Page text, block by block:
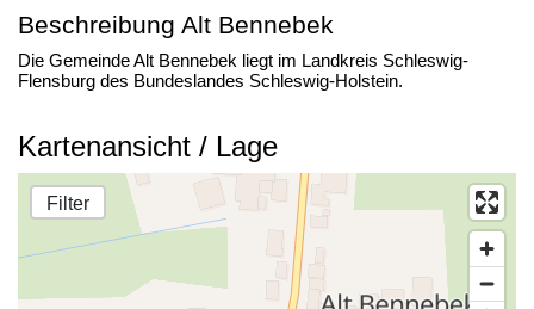
Beschreibung Alt Bennebek
Die Gemeinde Alt Bennebek liegt im Landkreis Schleswig-
Flensburg des Bundeslandes Schleswig-Holstein.
Kartenansicht / Lage
Filter